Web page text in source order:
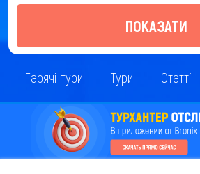
ПОКАЗАТИ
Гарячі тури Тури Статті